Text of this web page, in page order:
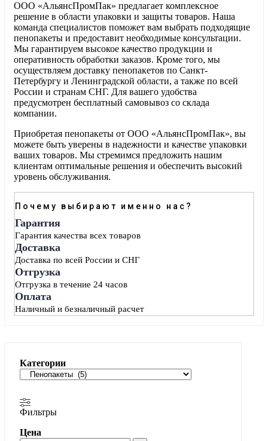
ООО «АльянсПромПак» предлагает комплексное
решение в области упаковки и защиты товаров. Наша
команда специалистов поможет вам выбрать подходящие
пенопакеты и предоставит необходимые консультации.
Мы гарантируем высокое качество продукции и
оперативность обработки заказов. Кроме того, мы
осуществляем доставку пенопакетов по Санкт-
Петербургу и Ленинградской области, а также по всей
России и странам СНГ. Для вашего удобства
предусмотрен бесплатный самовывоз со склада
компании.
Приобретая пенопакеты от ООО «АльянсПромПак», вы
можете быть уверены в надежности и качестве упаковки
ваших товаров. Мы стремимся предложить нашим
клиентам оптимальные решения и обеспечить высокий
уровень обслуживания.
Почему выбирают именно нас?
Гарантия
Гарантия качества всех товаров
Доставка
Доставка по всей России и СНГ
Отгрузка
Отгрузка в течение 24 часов
Оплата
Наличный и безналичный расчет
Категории
Фильтры
Цена